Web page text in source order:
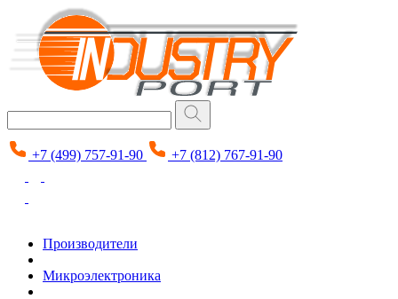
+7 (499) 757-91-90 +7 (812) 767-91-90
Производители
Микроэлектроника